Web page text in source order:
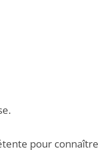
pour